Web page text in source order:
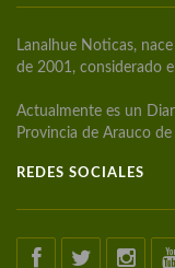
Lanalhue Noticas,
de 2001, considerado
Actualmente es un
Provincia de Arauco
REDES SOCIALES